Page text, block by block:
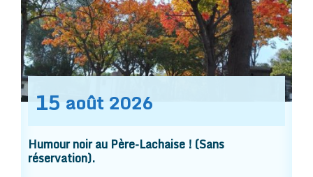
15 août 2026
Humour noir au Père-Lachaise ! (Sans
réservation).